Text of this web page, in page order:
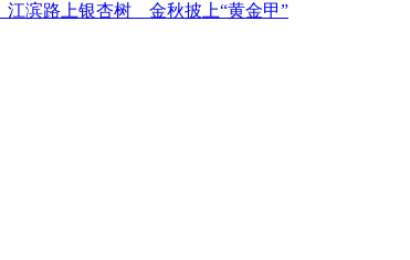
江滨路上银杏树 金秋披上“黄金甲”